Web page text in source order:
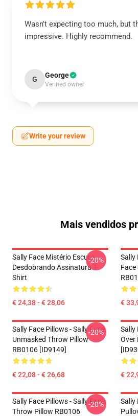
Wasn't expecting too much, but
impressive. Highly recommend.
G George
Verified owner
Write your review
Mais vendidos
Sally Face Mistério Escuro
Desdobrando Assinatura T-
Shirt
€ 24,38 - € 28,06
-20%
Sally
Face
€
Sally Face Pillows - Sally Face
Unmasked Throw Pillow
RB0106 [ID9149]
€ 22,08 - € 26,68
-20%
Sally
Over
€
Sally Face Pillows - Sally Face
Throw Pillow RB0106
-20%
Sally